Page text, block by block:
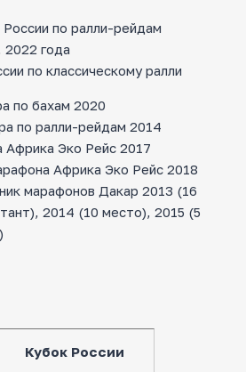
по ралли-рейдам
года
по классическому ралли
по бахам 2020
по ралли-рейдам 2014
Эко Рейс 2017
Африка Эко Рейс 2018
марафонов Дакар 2013 (16
2014 (10 место), 2015 (5
Кубок России